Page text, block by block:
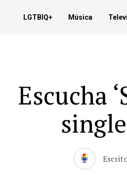
LGTBIQ+ Música
Escucha